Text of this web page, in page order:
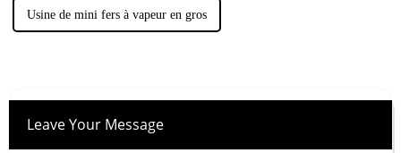
Usine de mini fers à vapeur en gros
Leave Your Message